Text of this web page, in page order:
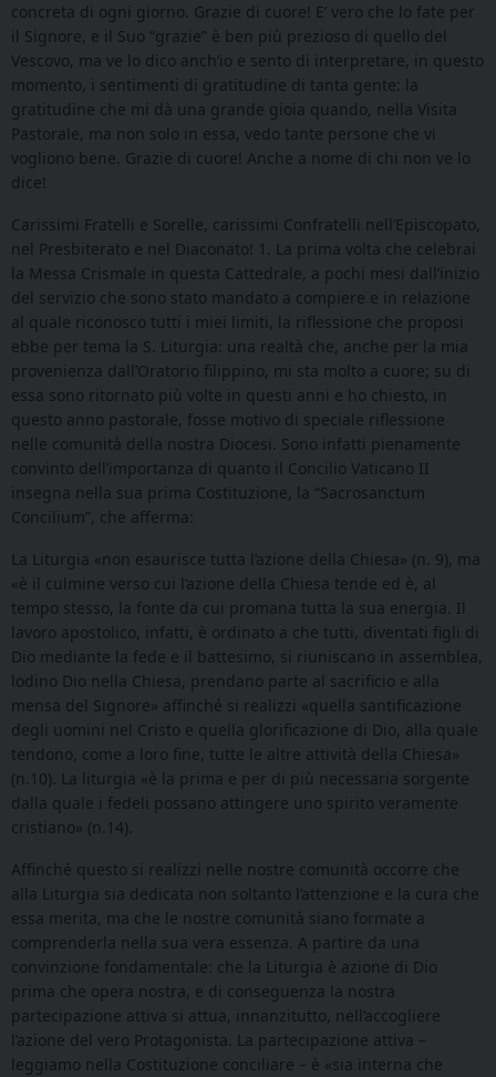
concreta di ogni giorno. Grazie di cuore! E’ vero che lo fate per
il Signore, e il Suo “grazie” è ben più prezioso di quello del
Vescovo, ma ve lo dico anch’io e sento di interpretare, in questo
momento, i sentimenti di gratitudine di tanta gente: la
gratitudine che mi dà una grande gioia quando, nella Visita
Pastorale, ma non solo in essa, vedo tante persone che vi
vogliono bene. Grazie di cuore! Anche a nome di chi non ve lo
dice!
Carissimi Fratelli e Sorelle, carissimi Confratelli nell’Episcopato,
nel Presbiterato e nel Diaconato! 1. La prima volta che celebrai
la Messa Crismale in questa Cattedrale, a pochi mesi dall’inizio
del servizio che sono stato mandato a compiere e in relazione
al quale riconosco tutti i miei limiti, la riflessione che proposi
ebbe per tema la S. Liturgia: una realtà che, anche per la mia
provenienza dall’Oratorio filippino, mi sta molto a cuore; su di
essa sono ritornato più volte in questi anni e ho chiesto, in
questo anno pastorale, fosse motivo di speciale riflessione
nelle comunità della nostra Diocesi. Sono infatti pienamente
convinto dell’importanza di quanto il Concilio Vaticano II
insegna nella sua prima Costituzione, la “Sacrosanctum
Concilium”, che afferma:
La Liturgia «non esaurisce tutta l’azione della Chiesa» (n. 9), ma
«è il culmine verso cui l’azione della Chiesa tende ed è, al
tempo stesso, la fonte da cui promana tutta la sua energia. Il
lavoro apostolico, infatti, è ordinato a che tutti, diventati figli di
Dio mediante la fede e il battesimo, si riuniscano in assemblea,
lodino Dio nella Chiesa, prendano parte al sacrificio e alla
mensa del Signore» affinché si realizzi «quella santificazione
degli uomini nel Cristo e quella glorificazione di Dio, alla quale
tendono, come a loro fine, tutte le altre attività della Chiesa»
(n.10). La liturgia «è la prima e per di più necessaria sorgente
dalla quale i fedeli possano attingere uno spirito veramente
cristiano» (n.14).
Affinché questo si realizzi nelle nostre comunità occorre che
alla Liturgia sia dedicata non soltanto l’attenzione e la cura che
essa merita, ma che le nostre comunità siano formate a
comprenderla nella sua vera essenza. A partire da una
convinzione fondamentale: che la Liturgia è azione di Dio
prima che opera nostra, e di conseguenza la nostra
partecipazione attiva si attua, innanzitutto, nell’accogliere
l’azione del vero Protagonista. La partecipazione attiva –
leggiamo nella Costituzione conciliare – è «sia interna che